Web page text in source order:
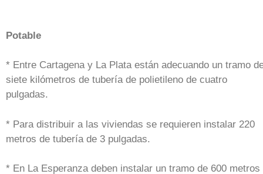
Potable
* Entre Cartagena y La Plata están adecuando un tramo
siete kilómetros de tubería de polietileno de cuatro
pulgadas.
* Para distribuir a las viviendas se requieren instalar 220
metros de tubería de 3 pulgadas.
* En La Esperanza deben instalar un tramo de 600 metros